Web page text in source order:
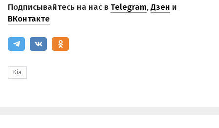
Подписывайтесь на нас в Telegram,Дзен и
ВКонтакте
Kia